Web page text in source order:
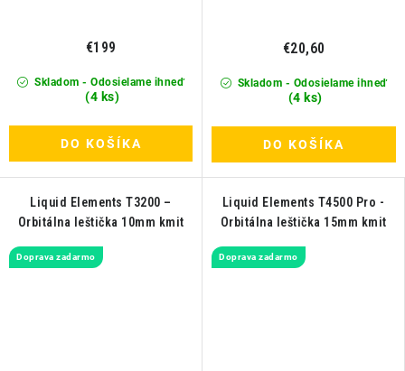
Skladom - Odosielame ihneď
(4 ks)
€199
DO KOŠÍKA
Skladom - Odosielame ihneď
(4 ks)
€20,60
DO KOŠÍKA
Liquid Elements T3200 –
Orbitálna leštička 10mm kmit
Doprava zadarmo
Liquid Elements T4500 Pro -
Orbitálna leštička 15mm kmit
Doprava zadarmo